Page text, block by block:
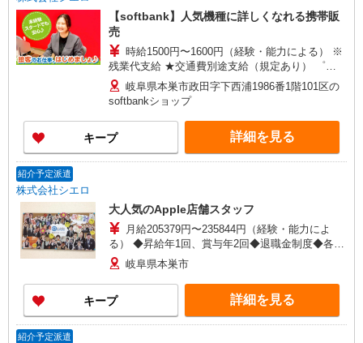
【softbank】人気機種に詳しくなれる携帯販
売
時給1500円〜1600円（経験・能力による） ※
残業代支給 ★交通費別途支給（規定あり） ゜
+゜・。○。・゜+゜・。○。・゜+゜ 入社祝い金10
万円支給(規定有) お友達を紹介頂くと, インセンテ
ィブ支給(規定有) ★月2回払い・週払い可能（規程
有）★ ゜・。○。・゜+゜・。○。・゜+゜
岐阜県本巣市政田字下西浦1986番1階101区の
softbankショップ
キープ 詳細を見る
紹介予定派遣
株式会社シエロ
大人気のApple店舗スタッフ
月給205379円〜235844円（経験・能力によ
る） ◆昇給年1回、賞与年2回◆退職金制度◆各種
社会保険◆社員会◆従業員割引◆確定拠出年金制
度◆誕生日ギフト制度◆懇親会（会社負担）◆ベ
ネフィットステーション（外部福利厚生サービ
ス）◆自社の健康保険組合（低保険料率、無料予
防接種、各種保健活動） ※残業代支給 ★交通費全
岐阜県本巣市
キープ 詳細を見る
紹介予定派遣